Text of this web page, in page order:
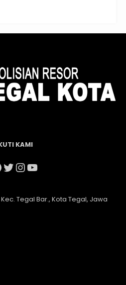
KAMI
Twitter
Instagram
YouTube
Tegal Bar., Kota Tegal, Jawa